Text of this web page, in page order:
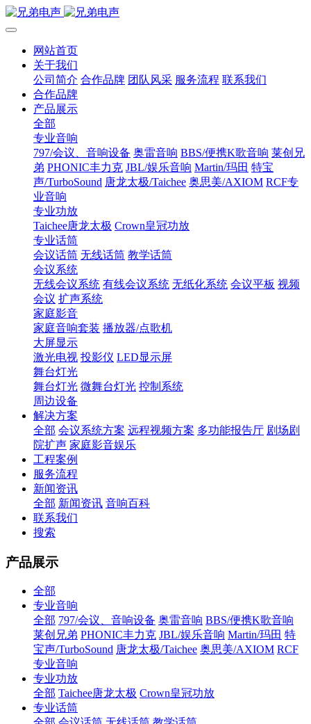
网站首页
关于我们
公司简介 合作品牌 团队风采 服务流程 联系我们
合作品牌
产品展示
全部
专业音响
797/会议、音响设备 奥雷音响 BBS/便携K歌音响 莱创兄
弟 PHONIC丰力克 JBL/娱乐音响 Martin/玛田 特宝
声/TurboSound 唐龙太极/Taichee 奥思美/AXIOM RCF专
业音响
专业功放
Taichee唐龙太极 Crown皇冠功放
专业话筒
会议话筒 无线话筒 教学话筒
会议系统
无线会议系统 有线会议系统 无纸化系统 会议平板 视频
会议 扩声系统
家庭影音
家庭音响套装 播放器/点歌机
大屏显示
激光电视 投影仪 LED显示屏
舞台灯光
舞台灯光 微舞台灯光 控制系统
周边设备
解决方案
全部 会议系统方案 远程视频方案 多功能报告厅 剧场剧
院扩声 家庭影音娱乐
工程案例
服务流程
新闻资讯
全部 新闻资讯 音响百科
联系我们
搜索
产品展示
全部
专业音响
全部 797/会议、音响设备 奥雷音响 BBS/便携K歌音响
莱创兄弟 PHONIC丰力克 JBL/娱乐音响 Martin/玛田 特
宝声/TurboSound 唐龙太极/Taichee 奥思美/AXIOM RCF
专业音响
专业功放
全部 Taichee唐龙太极 Crown皇冠功放
专业话筒